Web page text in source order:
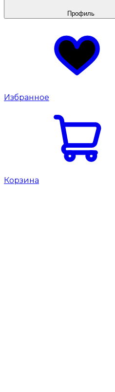
Профиль
Избранное
Корзина